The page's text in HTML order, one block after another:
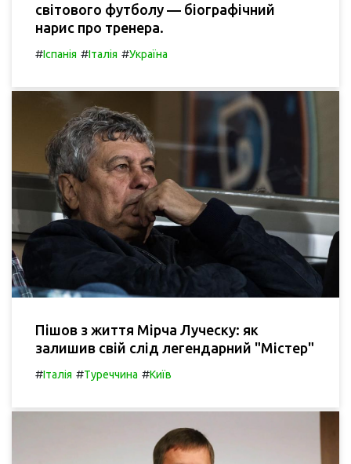
світового футболу — біографічний
нарис про тренера.
#Іспанія #Італія #Україна
Пішов з життя Мірча Луческу: як
залишив свій слід легендарний "Містер"
#Італія #Туреччина #Київ